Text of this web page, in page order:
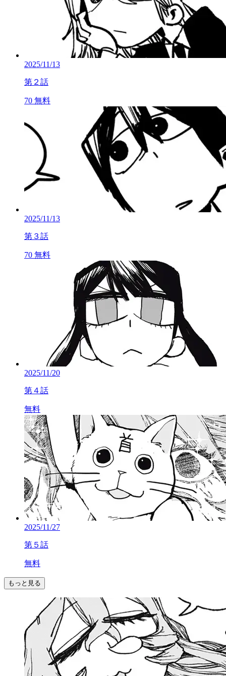
2025/11/13
第２話
70 無料
2025/11/13
第３話
70 無料
2025/11/20
第４話
無料
2025/11/27
第５話
無料
もっと見る